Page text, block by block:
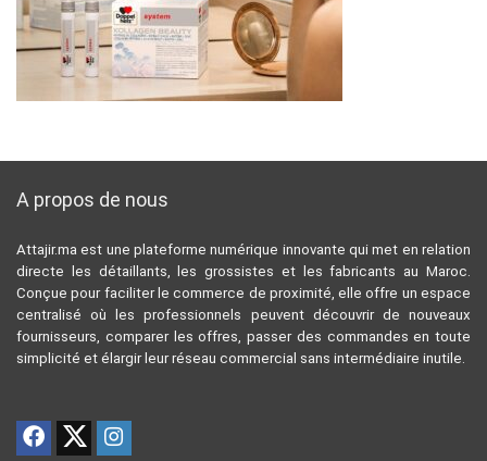
A propos de nous
Attajir.ma est une plateforme numérique innovante qui met en relation
directe les détaillants, les grossistes et les fabricants au Maroc.
Conçue pour faciliter le commerce de proximité, elle offre un espace
centralisé où les professionnels peuvent découvrir de nouveaux
fournisseurs, comparer les offres, passer des commandes en toute
simplicité et élargir leur réseau commercial sans intermédiaire inutile.